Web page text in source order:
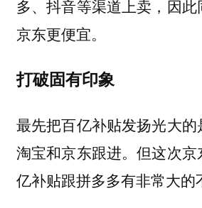
多、抖音等渠道上卖，因
京东更便宜。
打破固有印象
最先把百亿补贴发扬光大
淘宝和京东跟进。但这次
亿补贴跟拼多多有非常大的